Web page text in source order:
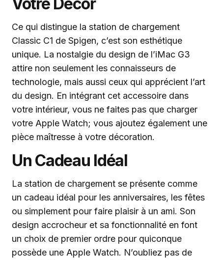
Ce qui distingue la station de chargement
Classic C1 de Spigen, c’est son esthétique
unique. La nostalgie du design de l’iMac G3
attire non seulement les connaisseurs de
technologie, mais aussi ceux qui apprécient l’art
du design. En intégrant cet accessoire dans
votre intérieur, vous ne faites pas que charger
votre Apple Watch; vous ajoutez également une
pièce maîtresse à votre décoration.
Un Cadeau Idéal
La station de chargement se présente comme
un cadeau idéal pour les anniversaires, les fêtes
ou simplement pour faire plaisir à un ami. Son
design accrocheur et sa fonctionnalité en font
un choix de premier ordre pour quiconque
possède une Apple Watch. N’oubliez pas de